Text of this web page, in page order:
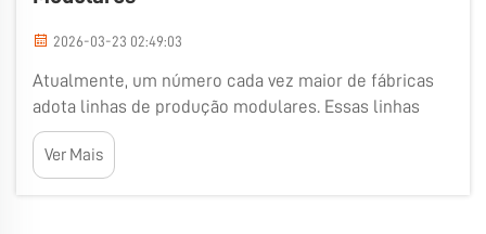
2026-03-23 02:49:03
Atualmente, um número cada vez maior de fábricas
adota linhas de produção modulares. Essas linhas
permitem que as empresas produzam produtos de
forma mais rápida e eficiente, utilizando diversas
peças que podem ser montadas com facilidade.
Ver Mais